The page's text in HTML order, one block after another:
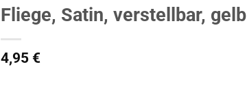
Fliege, Satin, verstellbar, gelb
4,95 €